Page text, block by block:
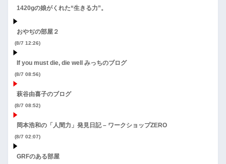
1420gの娘がくれた“生きる力”。
おやぢの部屋２
(8/7 12:26)
If you must die, die well みっちのブログ
(8/7 08:56)
萩谷由喜子のブログ
(8/7 08:52)
岡本浩和の「人間力」発見日記 – ワークショップZERO
(8/7 02:07)
GRFのある部屋